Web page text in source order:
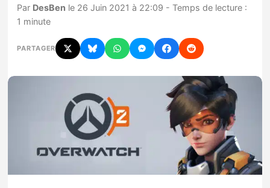
Hardware
Mises à jour
Chiffres de ventes
Rumeurs
Nintendo Direct
Par DesBen le 26 Juin 2021 à 22:09 - Temps de lecture :
1 minute
PARTAGER